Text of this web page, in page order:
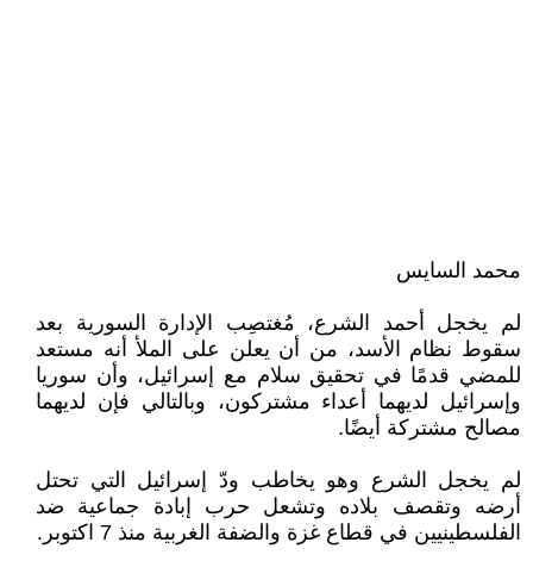
محمد السايس
لم يخجل أحمد الشرع، مُغتصِب الإدارة السورية بعد
سقوط نظام الأسد، من أن يعلن على الملأ أنه مستعد
للمضي قدمًا في تحقيق سلام مع إسرائيل، وأن سوريا
وإسرائيل لديهما أعداء مشتركون، وبالتالي فإن لديهما
مصالح مشتركة أيضًا.
لم يخجل الشرع وهو يخاطب ودّ إسرائيل التي تحتل
أرضه وتقصف بلاده وتشعل حرب إبادة جماعية ضد
الفلسطينيين في قطاع غزة والضفة الغربية منذ 7 اكتوبر.